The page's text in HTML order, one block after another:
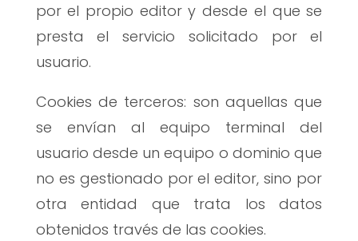
por el propio editor y desde el que se
presta el servicio solicitado por el
usuario.
Cookies de terceros: son aquellas que
se envían al equipo terminal del
usuario desde un equipo o dominio que
no es gestionado por el editor, sino por
otra entidad que trata los datos
obtenidos través de las cookies.